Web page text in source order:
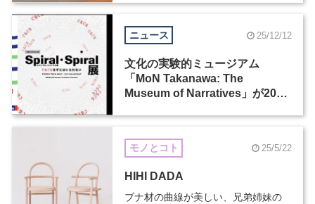
ニュース 25/12/12
文化の実験的ミュージアム
「MoN Takanawa: The
Museum of Narratives」が2026
モノとコト 25/5/22
HIHI DADA
ブナ材の曲線が美しい、兄弟姉妹の